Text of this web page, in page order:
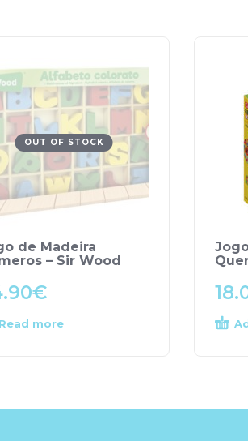
OUT OF STOCK
de Madeira
– Sir Wood
€
Read more